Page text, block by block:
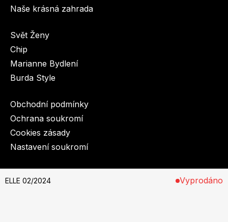
ELLE 02/2024 Vyprodáno
Naše krásná zahrada
Svět Ženy
Chip
Marianne Bydlení
Burda Style
Obchodní podmínky
Ochrana soukromí
Cookies zásady
Nastavení soukromí